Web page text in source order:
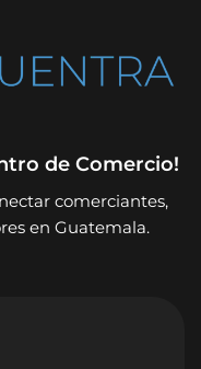
de Comercio!
comerciantes,
en Guatemala.